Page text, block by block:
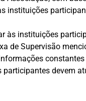
instituições
às instituições
de Supervisão
devem